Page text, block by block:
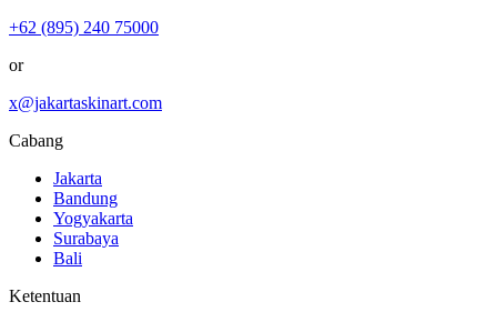
+62 (895) 240 75000
or
x@jakartaskinart.com
Cabang
Jakarta
Bandung
Yogyakarta
Surabaya
Bali
Ketentuan